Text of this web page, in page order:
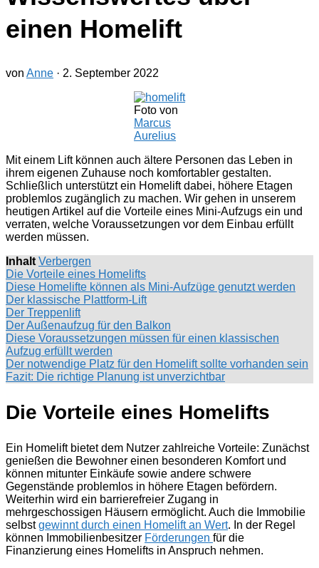
einen Homelift
von Anne · 2. September 2022
Foto von
Marcus
Aurelius
Mit einem Lift können auch ältere Personen das Leben in
ihrem eigenen Zuhause noch komfortabler gestalten.
Schließlich unterstützt ein Homelift dabei, höhere Etagen
problemlos zugänglich zu machen. Wir gehen in unserem
heutigen Artikel auf die Vorteile eines Mini-Aufzugs ein und
verraten, welche Voraussetzungen vor dem Einbau erfüllt
werden müssen.
Inhalt Verbergen
Die Vorteile eines Homelifts
Diese Homelifte können als Mini-Aufzüge genutzt werden
Der klassische Plattform-Lift
Der Treppenlift
Der Außenaufzug für den Balkon
Diese Voraussetzungen müssen für einen klassischen
Aufzug erfüllt werden
Der notwendige Platz für den Homelift sollte vorhanden sein
Fazit: Die richtige Planung ist unverzichtbar
Die Vorteile eines Homelifts
Ein Homelift bietet dem Nutzer zahlreiche Vorteile: Zunächst
genießen die Bewohner einen besonderen Komfort und
können mitunter Einkäufe sowie andere schwere
Gegenstände problemlos in höhere Etagen befördern.
Weiterhin wird ein barrierefreier Zugang in
mehrgeschossigen Häusern ermöglicht. Auch die Immobilie
selbstgewinnt durch einen Homelift an Wert. In der Regel
können Immobilienbesitzer Förderungen für die
Finanzierung eines Homelifts in Anspruch nehmen.